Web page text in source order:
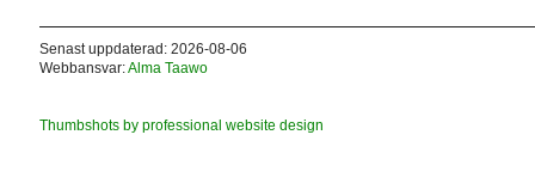
Senast uppdaterad: 2026-08-06
Webbansvar:Alma Taawo
Thumbshots by professional website design